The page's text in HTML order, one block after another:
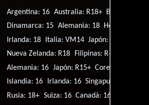
Argentina: 16 Australia: R18+ Brasil: 18
Dinamarca: 15 Alemania: 18 Hong Kong: III
Irlanda: 18
Italia: VM14 Japón: R18+
Nueva Zelanda: R18
Filipinas: R-16
Alemania: 16 Japón: R15+ Corea del Sur: 18
Islandia: 16
Irlanda: 16 Singapur: R21
Rusia: 18+ Suiza: 16 Canadá: 16+